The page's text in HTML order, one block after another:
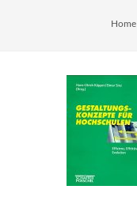
Home